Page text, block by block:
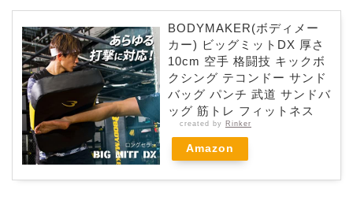
BODYMAKER(ボディメー
カー) ビッグミットDX 厚さ
10cm 空手 格闘技 キックボ
クシング テコンドー サンド
バッグ パンチ 武道 サンドバ
ッグ 筋トレ フィットネス
created by Rinker
Amazon